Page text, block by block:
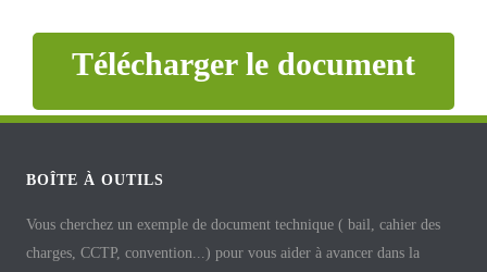
Télécharger le document
BOÎTE À OUTILS
Vous cherchez un exemple de document technique ( bail, cahier des
charges, CCTP, convention...) pour vous aider à avancer dans la